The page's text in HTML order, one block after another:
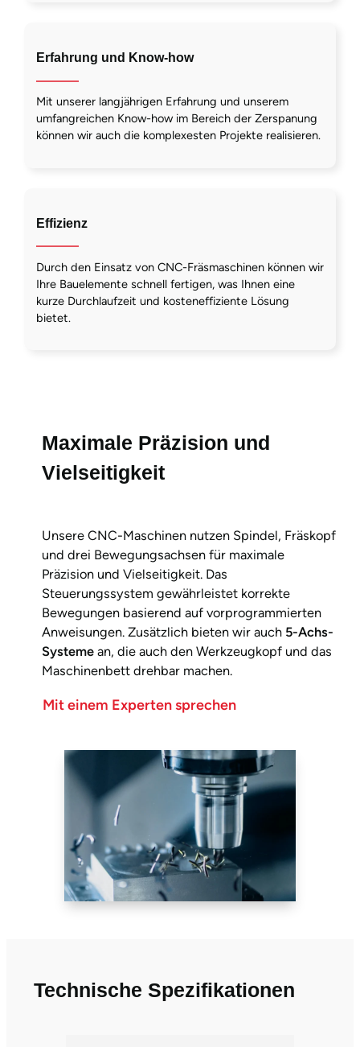
Erfahrung und Know-how
Mit unserer langjährigen Erfahrung und unserem
umfangreichen Know-how im Bereich der Zerspanung
können wir auch die komplexesten Projekte realisieren.
Effizienz
Durch den Einsatz von CNC-Fräsmaschinen können wir
Ihre Bauelemente schnell fertigen, was Ihnen eine
kurze Durchlaufzeit und kosteneffiziente Lösung
bietet.
Maximale Präzision und
Vielseitigkeit
Unsere CNC-Maschinen nutzen Spindel, Fräskopf
und drei Bewegungsachsen für maximale
Präzision und Vielseitigkeit. Das
Steuerungssystem gewährleistet korrekte
Bewegungen basierend auf vorprogrammierten
Anweisungen. Zusätzlich bieten wir auch 5-Achs-
Systemean, die auch den Werkzeugkopf und das
Maschinenbett drehbar machen.
Mit einem Experten sprechen
Technische Spezifikationen